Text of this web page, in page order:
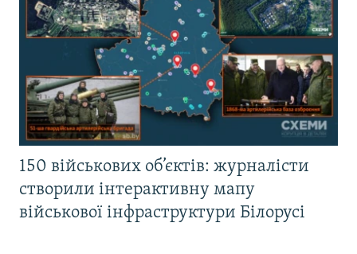
150 військових об’єктів: журналісти
створили інтерактивну мапу
військової інфраструктури Білорусі